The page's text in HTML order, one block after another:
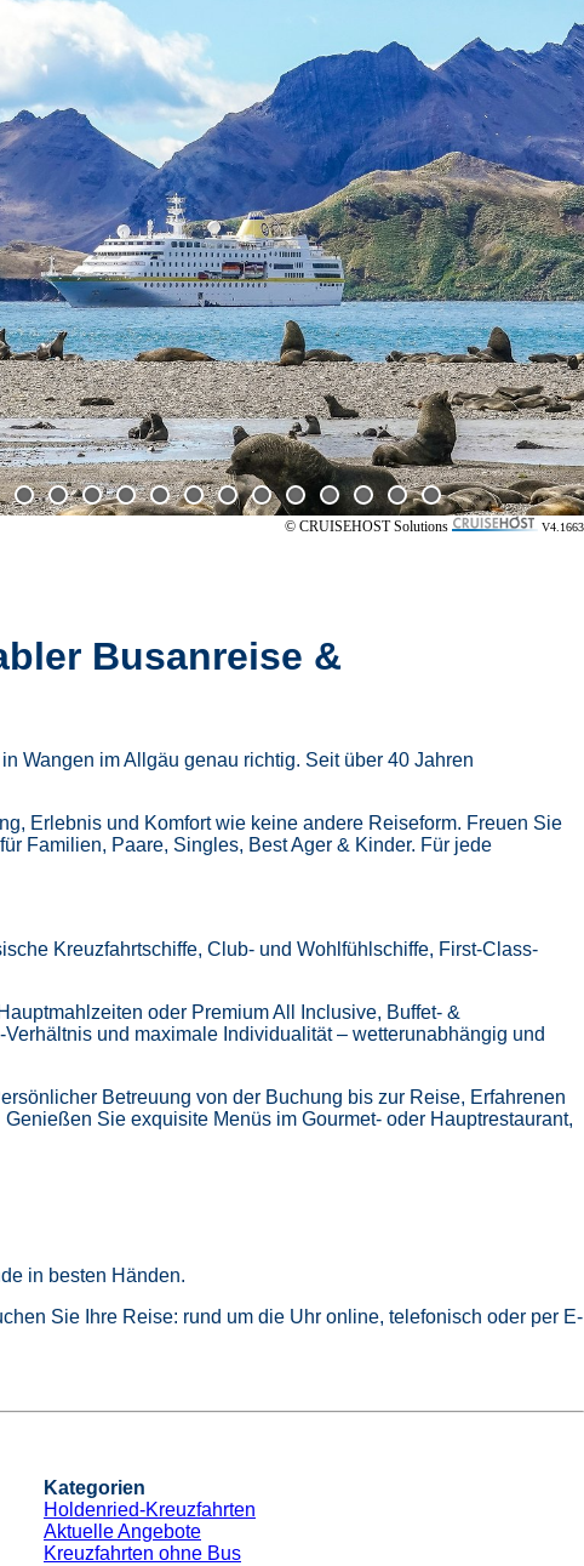
© CRUISEHOST Solutions V4.1663
Busanreise &
Wangen im Allgäu genau richtig. Seit über 40 Jahren
Erlebnis und Komfort wie keine andere Reiseform. Freuen Sie
Familien, Paare, Singles, Best Ager & Kinder. Für jede
Kreuzfahrtschiffe, Club- und Wohlfühlschiffe, First-Class-
oder Premium All Inclusive, Buffet- &
und maximale Individualität – wetterunabhängig und
Betreuung von der Buchung bis zur Reise, Erfahrenen
Genießen Sie exquisite Menüs im Gourmet- oder Hauptrestaurant,
in besten Händen.
Sie Ihre Reise: rund um die Uhr online, telefonisch oder per E-
Kategorien
Holdenried-Kreuzfahrten
Aktuelle Angebote
Kreuzfahrten ohne Bus